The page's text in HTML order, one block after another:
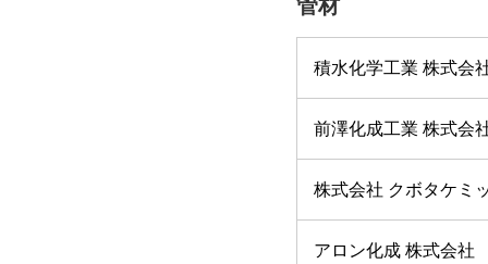
管材
積水化学工業 株式会
前澤化成工業 株式会
株式会社 クボタケミ
アロン化成 株式会社